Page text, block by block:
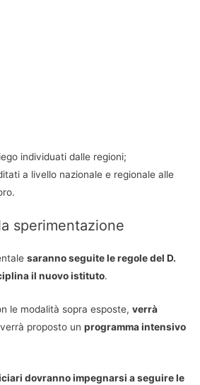
individuati dalle regioni;
a livello nazionale e regionale alle
sperimentazione
saranno seguite le regole del D.
il nuovo istituto.
le modalità sopra esposte, verrà
proposto un programma intensivo
dovranno impegnarsi a seguire le